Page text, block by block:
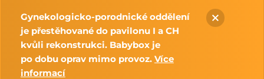
Gynekologicko-porodnické oddělení
je přestěhované do pavilonu I a CH
kvůli rekonstrukci. Babybox je
po dobu oprav mimo provoz. Více
informací